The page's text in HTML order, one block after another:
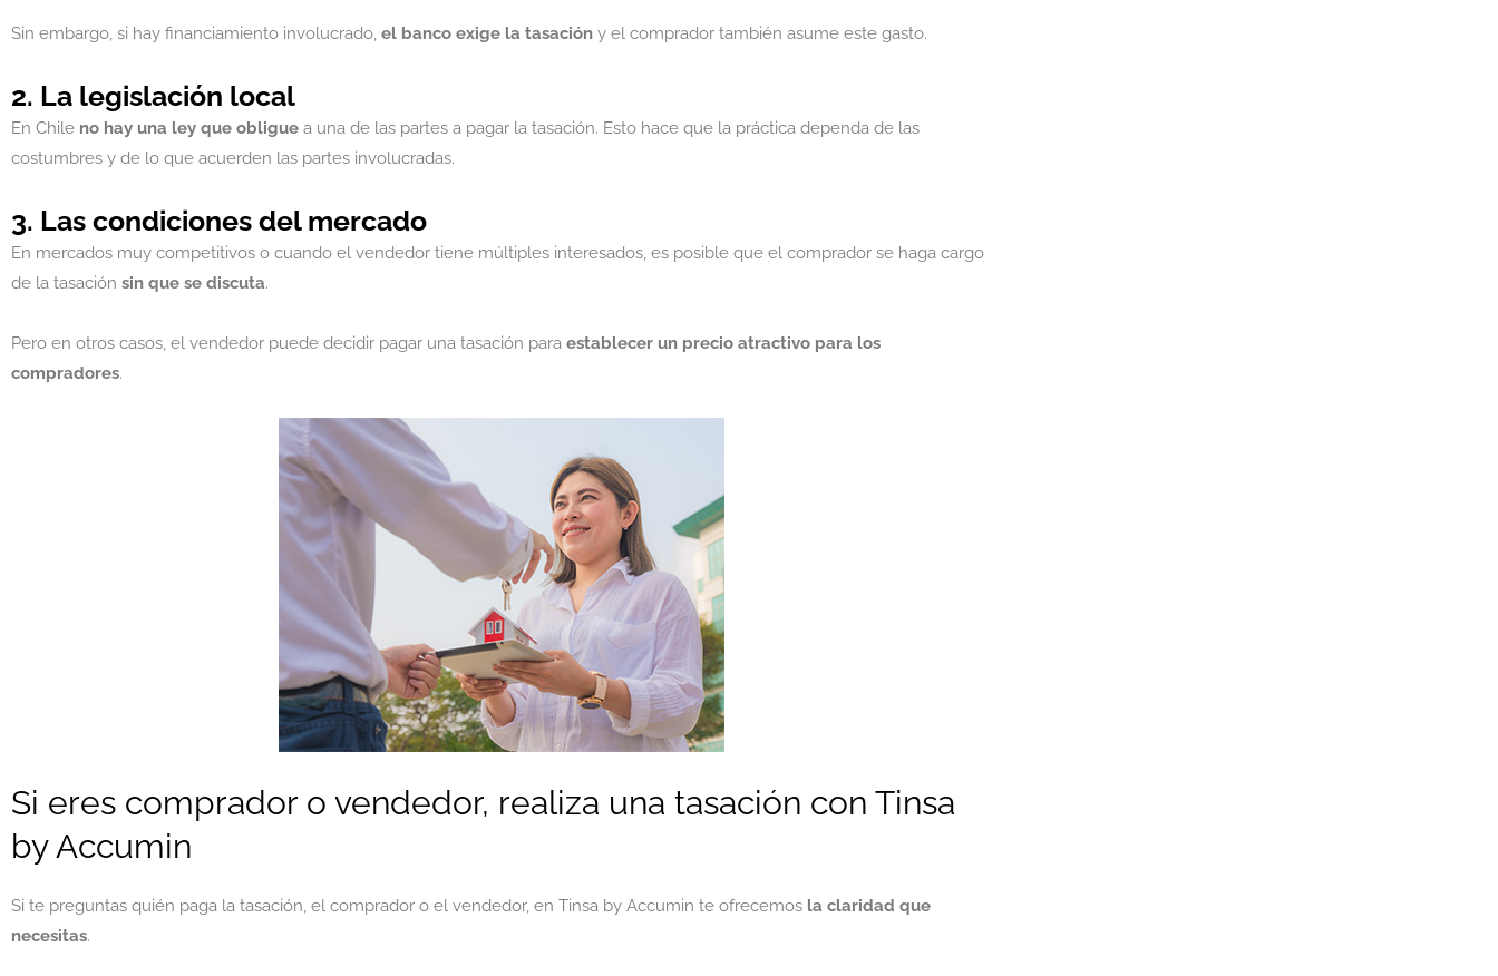
Sin embargo, si hay financiamiento involucrado, el banco exige la tasación y el comprador también asume este gasto.
2. La legislación local
En Chile no hay una ley que obligue a una de las partes a pagar la tasación. Esto hace que la práctica dependa de las
costumbres y de lo que acuerden las partes involucradas.
3. Las condiciones del mercado
En mercados muy competitivos o cuando el vendedor tiene múltiples interesados, es posible que el comprador se haga cargo
de la tasación sin que se discuta.
Pero en otros casos, el vendedor puede decidir pagar una tasación para establecer un precio atractivo para los
compradores.
Si eres comprador o vendedor, realiza una tasación con Tinsa
by Accumin
Si te preguntas quién paga la tasación, el comprador o el vendedor, en Tinsa by Accumin te ofrecemos la claridad que
necesitas.